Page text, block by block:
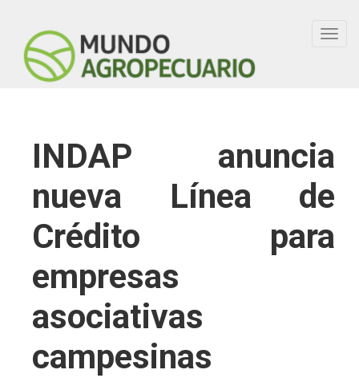
INDAP anuncia
nueva Línea de
Crédito para
empresas
asociativas
campesinas